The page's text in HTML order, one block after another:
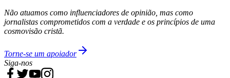
Não atuamos como influenciadores de opinião, mas como
jornalistas comprometidos com a verdade e os princípios de uma
cosmovisão cristã.
Torne-se um apoiador
Siga-nos